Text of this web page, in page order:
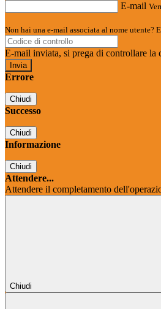
E-mail
Non hai una e-mail associata al nome utente?
E-mail inviata, si prega di controllare la
Errore
Chiudi
Successo
Chiudi
Informazione
Chiudi
Attendere...
Attendere il completamento
Chiudi